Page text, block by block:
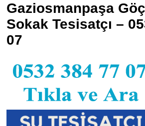
Gaziosmanpaşa
Sokak Tesisatçı –
07